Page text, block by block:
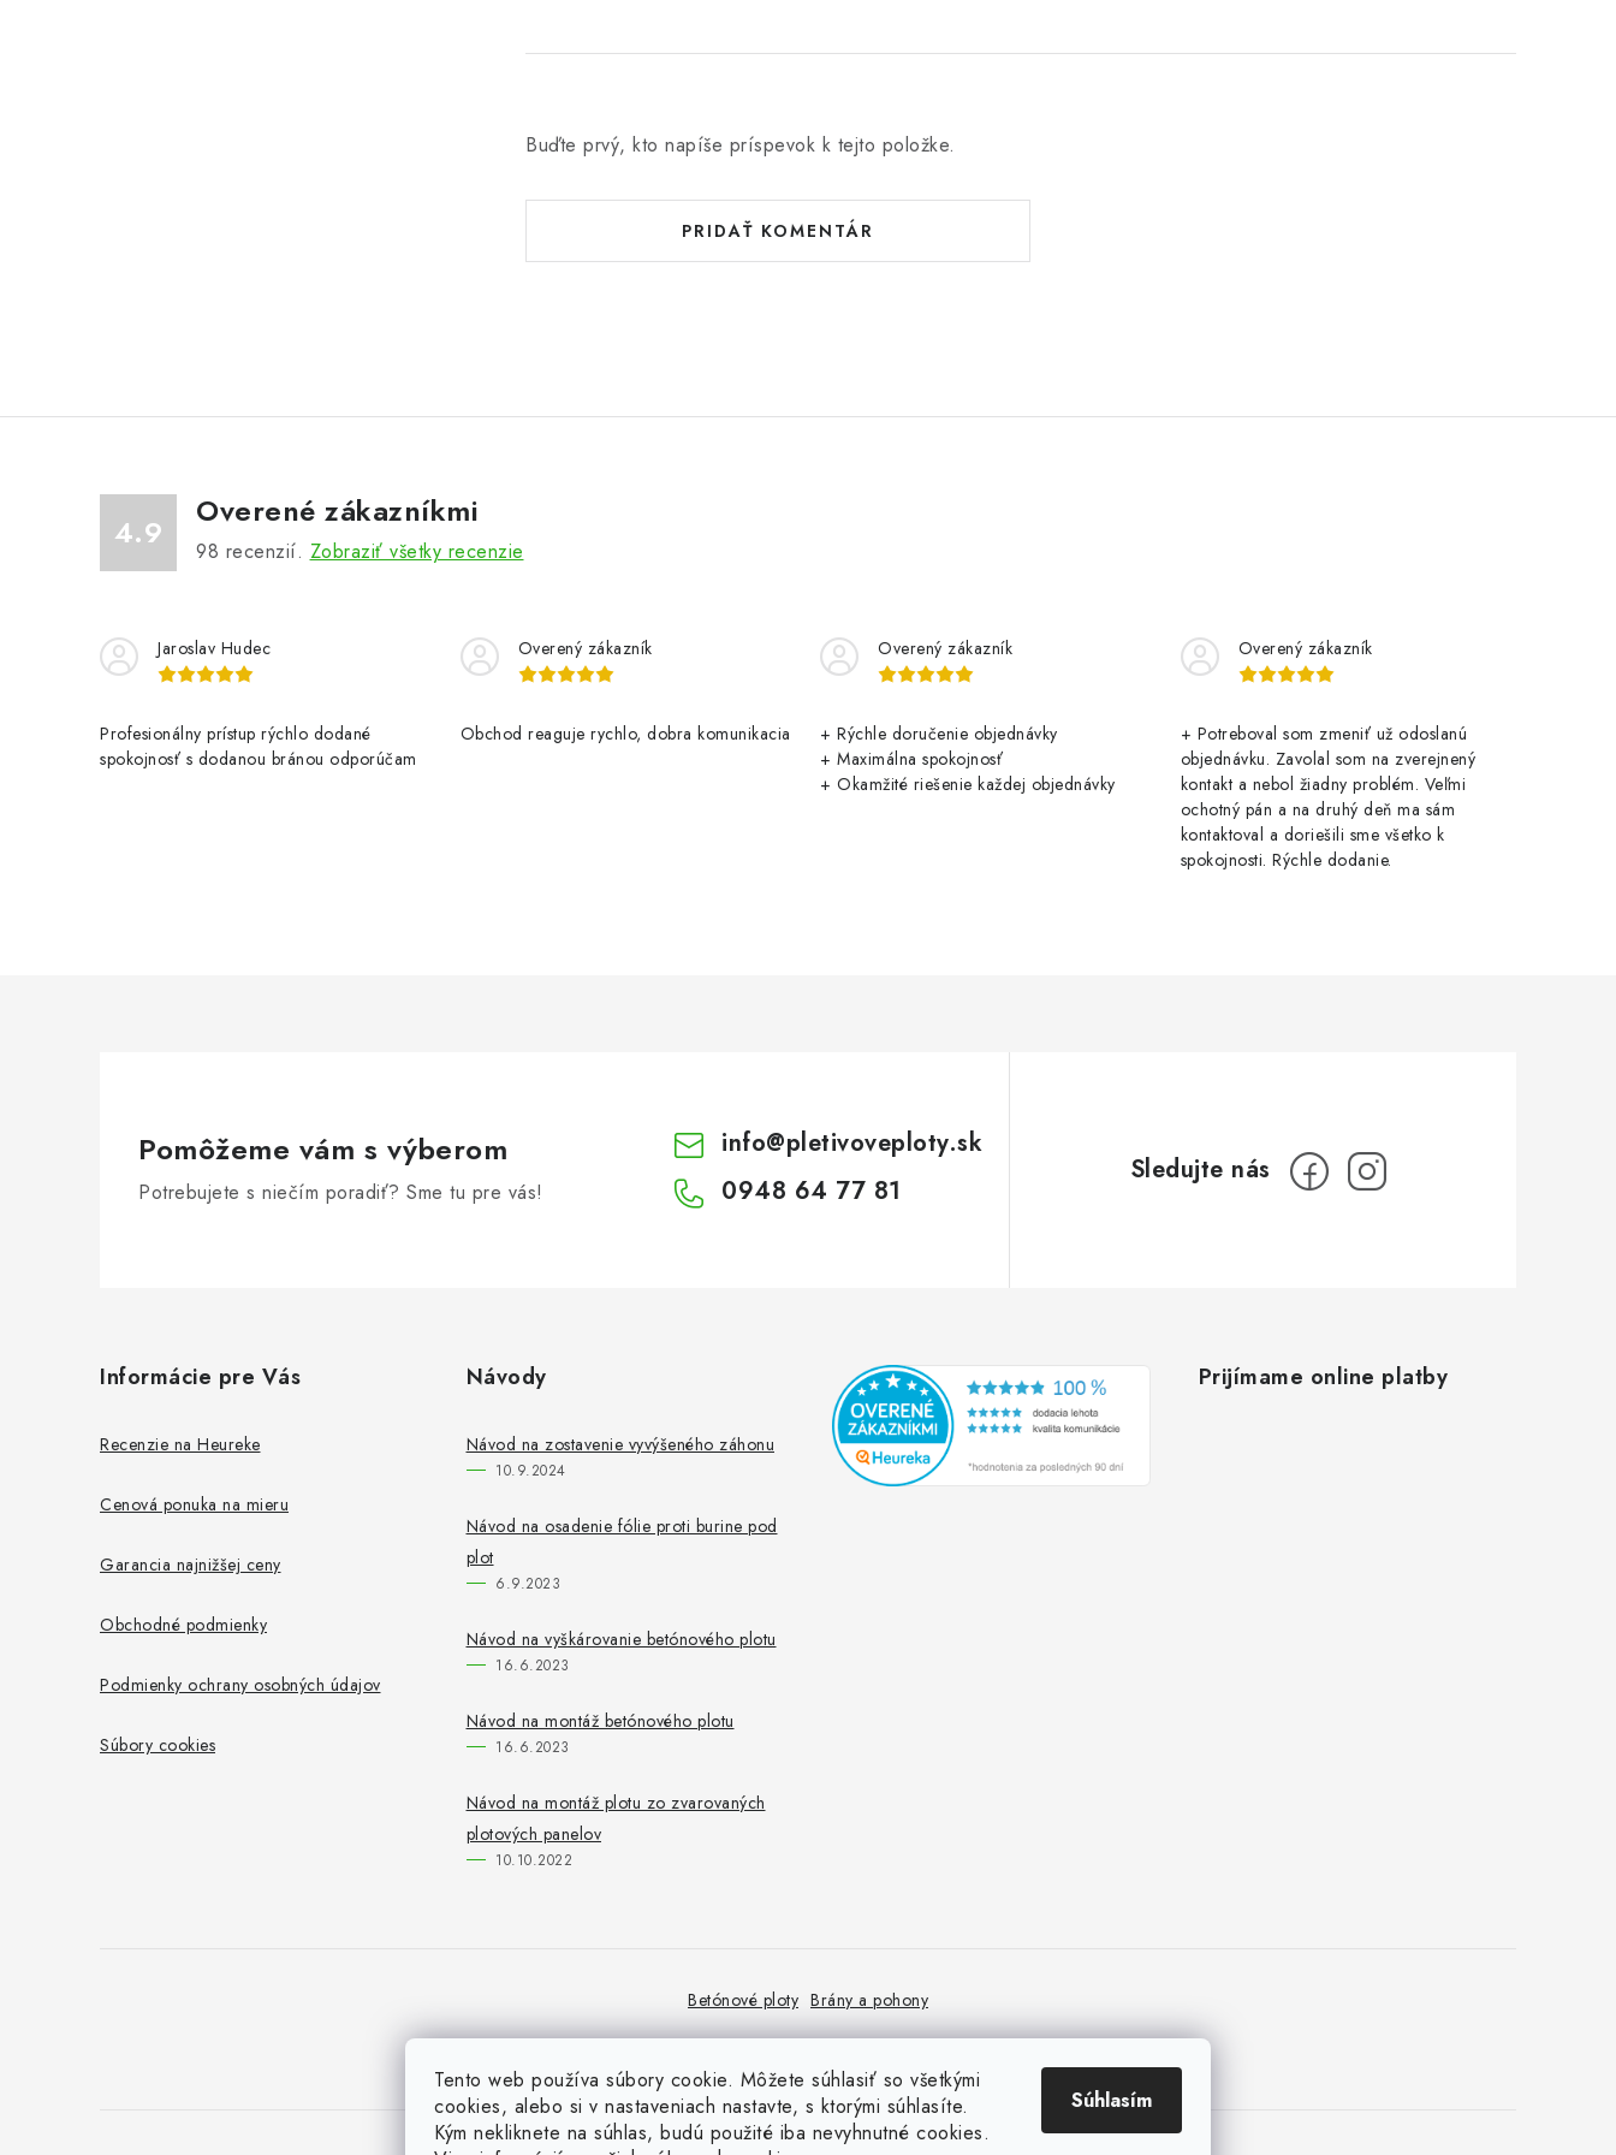
Tento web používa súbory cookie. Môžete súhlasiť so všetkými
cookies, alebo si v nastaveniach nastavte, s ktorými súhlasíte.
Kým nekliknete na súhlas, budú použité iba nevyhnutné cookies.
Súhlasím
Buďte prvý, kto napíše príspevok k tejto položke.
PRIDAŤ KOMENTÁR
4.9
Overené zákazníkmi
98 recenzií. Zobraziť všetky recenzie
Jaroslav Hudec
Profesionálny prístup rýchlo dodané
spokojnosť s dodanou bránou odporúčam
Overený zákazník
Obchod reaguje rychlo, dobra komunikacia
Overený zákazník
+ Rýchle doručenie objednávky
+ Maximálna spokojnosť
+ Okamžité riešenie každej objednávky
Overený zákazník
+ Potreboval som zmeniť už odoslanú
objednávku. Zavolal som na zverejnený
kontakt a nebol žiadny problém. Veľmi
ochotný pán a na druhý deň ma sám
kontaktoval a doriešili sme všetko k
spokojnosti. Rýchle dodanie.
Pomôžeme vám s výberom
Potrebujete s niečím poradiť? Sme tu pre vás!
info@pletivoveploty.sk
0948 64 77 81
Informácie pre Vás
Recenzie na Heureke
Cenová ponuka na mieru
Garancia najnižšej ceny
Obchodné podmienky
Podmienky ochrany osobných údajov
Súbory cookies
Návody
Návod na zostavenie vyvýšeného záhonu
10.9.2024
Návod na osadenie fólie proti burine pod
plot
6.9.2023
Návod na vyškárovanie betónového plotu
16.6.2023
Návod na montáž betónového plotu
16.6.2023
Návod na montáž plotu zo zvarovaných
plotových panelov
10.10.2022
Prijímame online platby
Betónové ploty Brány a pohony